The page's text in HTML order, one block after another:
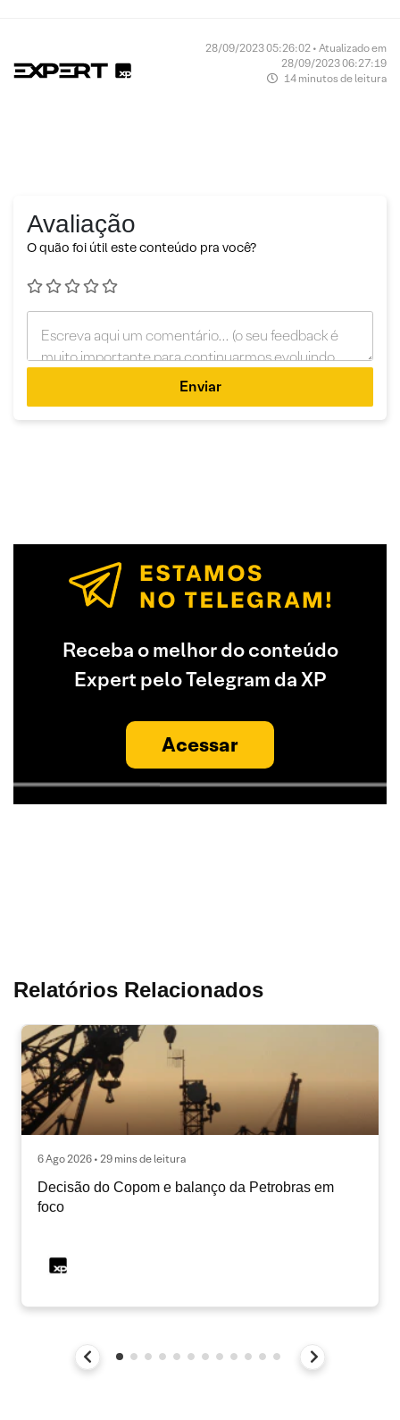
28/09/2023 05:26:02 • Atualizado em
28/09/2023 06:27:19
14 minutos de leitura
Avaliação
O quão foi útil este conteúdo pra você?
Enviar
Receba o melhor do conteúdo
Expert pelo Telegram da XP
Acessar
Relatórios Relacionados
6 Ago 2026 • 29 mins de leitura
Decisão do Copom e balanço da Petrobras em
foco